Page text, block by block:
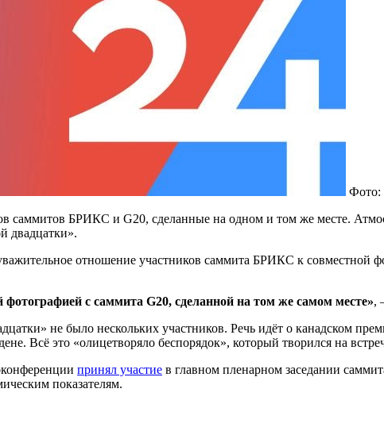
Фото:
БРИКС и G20, сделанные на одном и том же месте.
двадцатки».
отношение участников саммита БРИКС к совместной
с саммита G20, сделанной на том же самом месте»,
не было нескольких участников. Речь идёт о канадском
это «олицетворяло беспорядок», который творился на
принял участие в главном пленарном заседании
показателям.